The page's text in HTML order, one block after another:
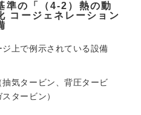
準の「（4-2）熱の動
コージェネレーション
上で例示されている設備
気タービン、背圧タービ
タービン）